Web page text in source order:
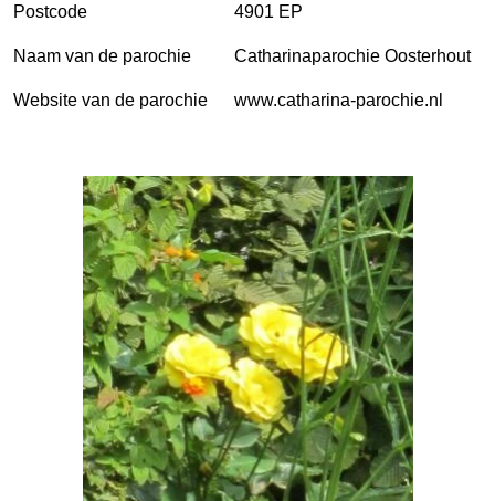
Postcode 4901 EP
Naam van de parochie Catharinaparochie Oosterhout
Website van de parochie www.catharina-parochie.nl